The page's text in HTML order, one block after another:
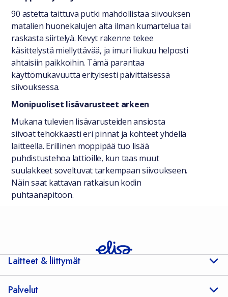
90 astetta taittuva putki mahdollistaa siivouksen
matalien huonekalujen alta ilman kumartelua tai
raskasta siirtelyä. Kevyt rakenne tekee
käsittelystä miellyttävää, ja imuri liukuu helposti
ahtaisiin paikkoihin. Tämä parantaa
käyttömukavuutta erityisesti päivittäisessä
siivouksessa.
Monipuoliset lisävarusteet arkeen
Mukana tulevien lisävarusteiden ansiosta
siivoat tehokkaasti eri pinnat ja kohteet yhdellä
laitteella. Erillinen moppipää tuo lisää
puhdistustehoa lattioille, kun taas muut
suulakkeet soveltuvat tarkempaan siivoukseen.
Näin saat kattavan ratkaisun kodin
puhtaanapitoon.
Laitteet & liittymät
Palvelut